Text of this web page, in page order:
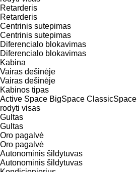
Retarderis
Retarderis
Centrinis sutepimas
Centrinis sutepimas
Diferencialo blokavimas
Diferencialo blokavimas
Kabina
Vairas dešinėje
Vairas dešinėje
Kabinos tipas
Active Space BigSpace ClassicSpace
rodyti visas
Gultas
Gultas
Oro pagalvė
Oro pagalvė
Autonominis šildytuvas
Autonominis šildytuvas